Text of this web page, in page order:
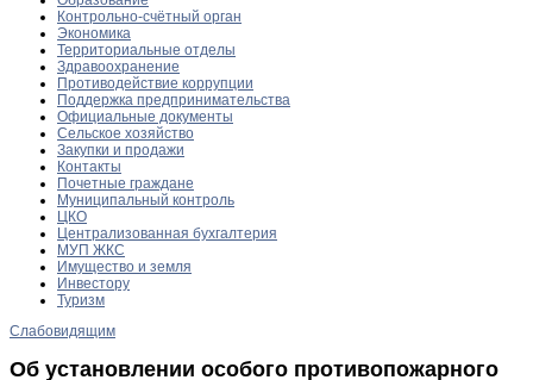
Контрольно-счётный орган
Экономика
Территориальные отделы
Здравоохранение
Противодействие коррупции
Поддержка предпринимательства
Официальные документы
Сельское хозяйство
Закупки и продажи
Контакты
Почетные граждане
Муниципальный контроль
ЦКО
Централизованная бухгалтерия
МУП ЖКС
Имущество и земля
Инвестору
Туризм
Слабовидящим
Об установлении особого противопожарного